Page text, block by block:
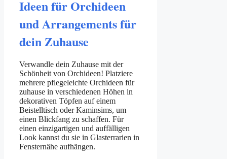
Ideen für Orchideen
und Arrangements für
dein Zuhause
Verwandle dein Zuhause mit der
Schönheit von Orchideen! Platziere
mehrere pflegeleichte Orchideen für
zuhause in verschiedenen Höhen in
dekorativen Töpfen auf einem
Beistelltisch oder Kaminsims, um
einen Blickfang zu schaffen. Für
einen einzigartigen und auffälligen
Look kannst du sie in Glasterrarien in
Fensternähe aufhängen.